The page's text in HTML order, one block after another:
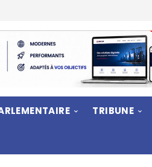
TRIBUNE